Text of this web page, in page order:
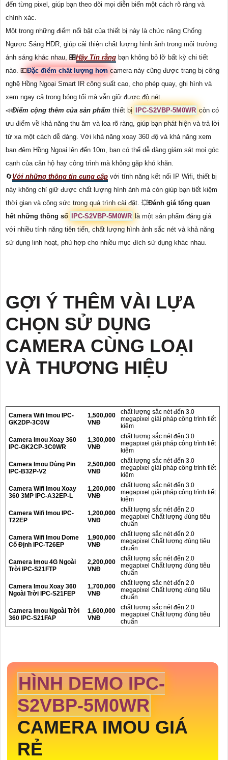
đến từng pixel, giúp bạn theo dõi mọi diễn biến một cách rõ ràng và
chính xác.
Một trong những điểm nổi bật của thiết bị này là chức năng Chống
Ngược Sáng HDR, giúp cải thiện chất lượng hình ảnh trong môi trường
ánh sáng khác nhau, 🎛Hãy Tin rằng bạn không bỏ lỡ bất kỳ chi tiết
nào. 💷Đặc điểm chất lượng hơn camera này cũng được trang bị công
nghệ Hồng Ngoại Smart IR công suất cao, cho phép quay, ghi hình và
xem ngay cả trong bóng tối mà vẫn giữ được độ nét.
📣Điểm cộng thêm của sản phẩm thiết bị IPC-S2VBP-5M0WR còn có
ưu điểm về khả năng thu âm và loa rõ ràng, giúp bạn phát hiện và trả lời
từ xa một cách dễ dàng. Với khả năng xoay 360 độ và khả năng xem
ban đêm Hồng Ngoại lên đến 10m, bạn có thể dễ dàng giám sát mọi góc
cạnh của căn hộ hay công trình mà không gặp khó khăn.
🔄Với những thông tin cung cấp với tính năng kết nối IP Wifi, thiết bị
này không chỉ giữ được chất lượng hình ảnh mà còn giúp bạn tiết kiệm
thời gian và công sức trong quá trình cài đặt. 💥Đánh giá tổng quan
hết những thông số
IPC-S2VBP-5M0WR là một sản phẩm đáng giá
với nhiều tính năng tiên tiến, chất lượng hình ảnh sắc nét và khả năng
sử dụng linh hoạt, phù hợp cho nhiều mục đích sử dụng khác nhau.
GỢI Ý THÊM VÀI LỰA
CHỌN SỬ DỤNG
CAMERA CÙNG LOẠI
VÀ THƯƠNG HIỆU
Camera Wifi Imou IPC-
GK2DP-3C0W
1,500,000
VNĐ
chất lượng sắc nét đến 3.0
megapixel giải pháp công trình tiết
kiệm
Camera Imou Xoay 360
IPC-GK2CP-3C0WR
1,300,000
VNĐ
chất lượng sắc nét đến 3.0
megapixel giải pháp công trình tiết
kiệm
Camera Imou Dùng Pin
IPC-B32P-V2
2,500,000
VNĐ
chất lượng sắc nét đến 3.0
megapixel giải pháp công trình tiết
kiệm
Camera Wifi Imou Xoay
360 3MP IPC-A32EP-L
1,200,000
VNĐ
chất lượng sắc nét đến 3.0
megapixel giải pháp công trình tiết
kiệm
Camera Wifi Imou IPC-
T22EP
1,200,000
VNĐ
chất lượng sắc nét đến 2.0
megapixel Chất lượng đúng tiêu
chuẩn
Camera Wifi Imou Dome
Cố Định IPC-T26EP
1,900,000
VNĐ
chất lượng sắc nét đến 2.0
megapixel Chất lượng đúng tiêu
chuẩn
Camera Imou 4G Ngoài
Trời IPC-S21FTP
2,200,000
VNĐ
chất lượng sắc nét đến 2.0
megapixel Chất lượng đúng tiêu
chuẩn
Camera Imou Xoay 360
Ngoài Trời IPC-S21FEP
1,700,000
VNĐ
chất lượng sắc nét đến 2.0
megapixel Chất lượng đúng tiêu
chuẩn
Camera Imou Ngoài Trời
360 IPC-S21FAP
1,600,000
VNĐ
chất lượng sắc nét đến 2.0
megapixel Chất lượng đúng tiêu
chuẩn
HÌNH DEMO IPC-
S2VBP-5M0WR
CAMERA IMOU GIÁ
RẺ